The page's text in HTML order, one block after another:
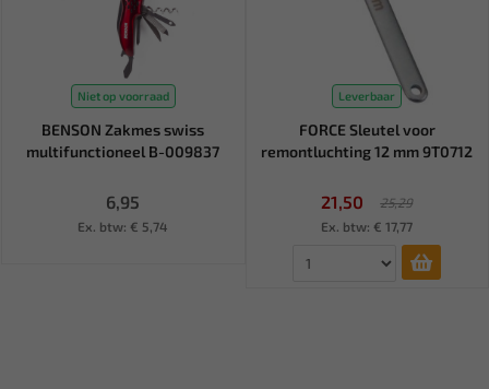
Niet op voorraad
BENSON Zakmes swiss
multifunctioneel B-009837
6,95
Ex. btw: € 5,74
Leverbaar
FORCE Sleutel voor
remontluchting 12 mm 9T0712
21,50
25,29
Ex. btw: € 17,77